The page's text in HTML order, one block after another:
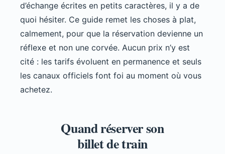
d’échange écrites en petits caractères, il y a de
quoi hésiter. Ce guide remet les choses à plat,
calmement, pour que la réservation devienne un
réflexe et non une corvée. Aucun prix n’y est
cité : les tarifs évoluent en permanence et seuls
les canaux officiels font foi au moment où vous
achetez.
Quand réserver son
billet de train